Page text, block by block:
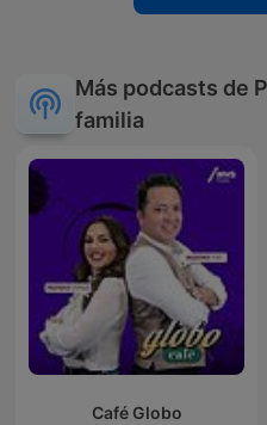
Más podcasts de
familia
Café Globo